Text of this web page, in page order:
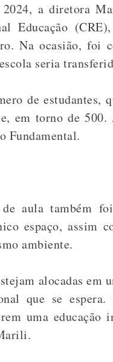
a diretora
Educação
Na ocasião, foi
seria
de
em torno de
Fundamental.
aula também
espaço, assim
ambiente.
alocadas em
que se espera.
uma educação